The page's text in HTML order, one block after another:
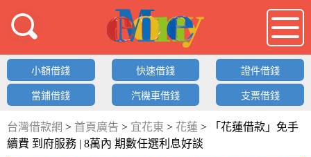
借錢LOGO
小額借錢 快速借錢 證件借錢
當鋪借錢 汽機車借錢 支票借錢
台灣借款網 > 首頁廣告 > 宜花東 > 花蓮 >
「花蓮借款」免手
續費 到府服務 | 8萬內 期數任選利息好談